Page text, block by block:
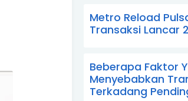
Metro Reload
Transaksi Lancar
Beberapa Faktor
Menyebabkan
Terkadang